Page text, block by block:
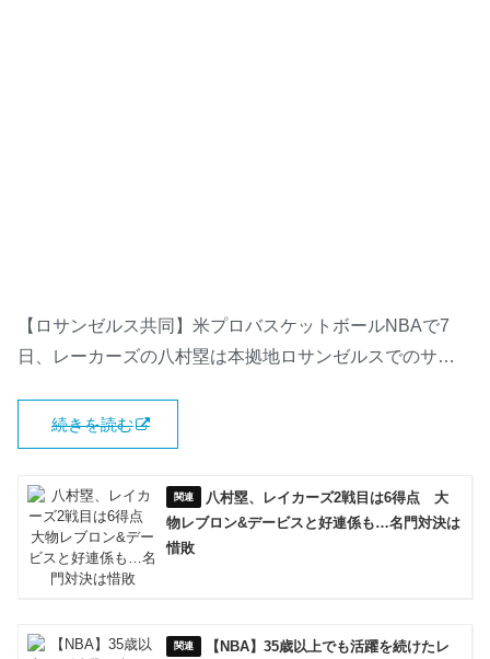
【ロサンゼルス共同】米プロバスケットボールNBAで7
日、レーカーズの八村塁は本拠地ロサンゼルスでのサ…
続きを読む
八村塁、レイカーズ2戦目は6得点 大
物レブロン&デービスと好連係も…名門対決は
惜敗
【NBA】35歳以上でも活躍を続けたレ